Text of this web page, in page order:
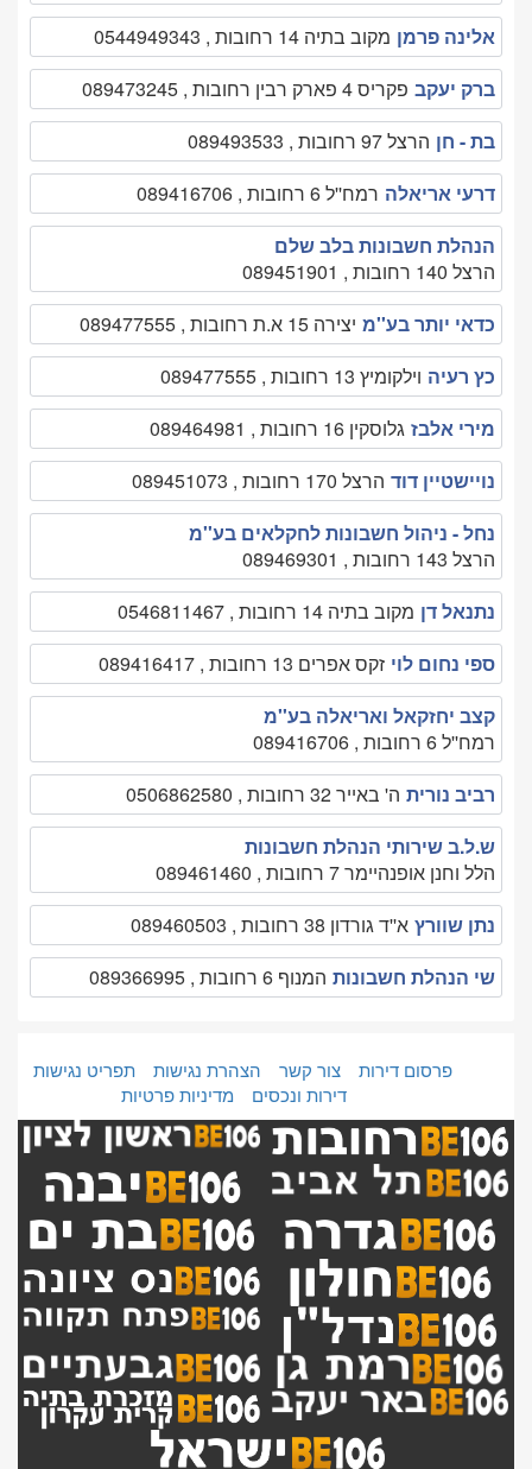
אלינה פרמן מקוב בתיה 14 רחובות , 0544949343
ברק יעקב פקריס 4 פארק רבין רחובות , 089473245
בת - חן הרצל 97 רחובות , 089493533
דרעי אריאלה רמח''ל 6 רחובות , 089416706
הנהלת חשבונות בלב שלם
הרצל 140 רחובות , 089451901
כדאי יותר בע''מ יצירה 15 א.ת רחובות , 089477555
כץ רעיה וילקומיץ 13 רחובות , 089477555
מירי אלבז גלוסקין 16 רחובות , 089464981
נויישטיין דוד הרצל 170 רחובות , 089451073
נחל - ניהול חשבונות לחקלאים בע''מ
הרצל 143 רחובות , 089469301
נתנאל דן מקוב בתיה 14 רחובות , 0546811467
ספי נחום לוי זקס אפרים 13 רחובות , 089416417
קצב יחזקאל ואריאלה בע''מ
רמח''ל 6 רחובות , 089416706
רביב נורית ה' באייר 32 רחובות , 0506862580
ש.ל.ב שירותי הנהלת חשבונות
הלל וחנן אופנהיימר 7 רחובות , 089461460
נתן שוורץ א''ד גורדון 38 רחובות , 089460503
שי הנהלת חשבונות המנוף 6 רחובות , 089366995
פרסום דירות צור קשר הצהרת נגישות
תפריט נגישות
דירות ונכסים
מדיניות פרטיות